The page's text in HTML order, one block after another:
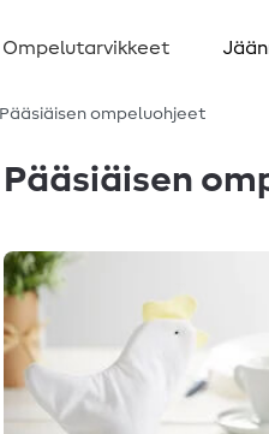
Ompelutarvikkeet
Pääsiäisen ompeluohjeet
Pääsiäisen